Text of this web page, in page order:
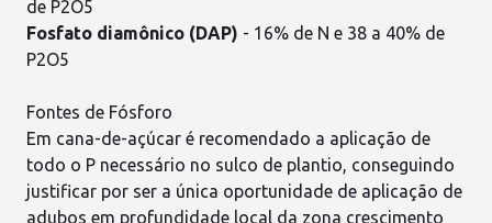
de P2O5
Fosfato diamônico (DAP) - 16% de N e 38 a 40% de
P2O5
Fontes de Fósforo
Em cana-de-açúcar é recomendado a aplicação de
todo o P necessário no sulco de plantio, conseguindo
justificar por ser a única oportunidade de aplicação de
adubos em profundidade local da zona crescimento